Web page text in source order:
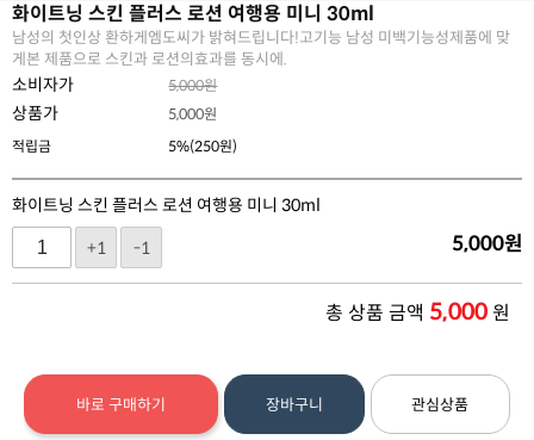
화이트닝 스킨 플러스 로션 여행용 미니 30ml
남성의 첫인상 환하게엠도씨가 밝혀드립니다!고기능 남성 미백기능성제품에 맞
게본 제품으로 스킨과 로션의효과를 동시에.
소비자가 5,000원
상품가 5,000원
적립금
5%(250원)
화이트닝 스킨 플러스 로션 여행용 미니 30ml
+1
-1 5,000원
총 상품 금액 5,000원
바로 구매하기 장바구니 관심상품